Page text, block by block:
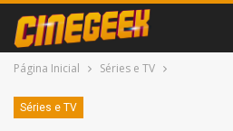
Página Inicial Séries e TV
Séries e TV